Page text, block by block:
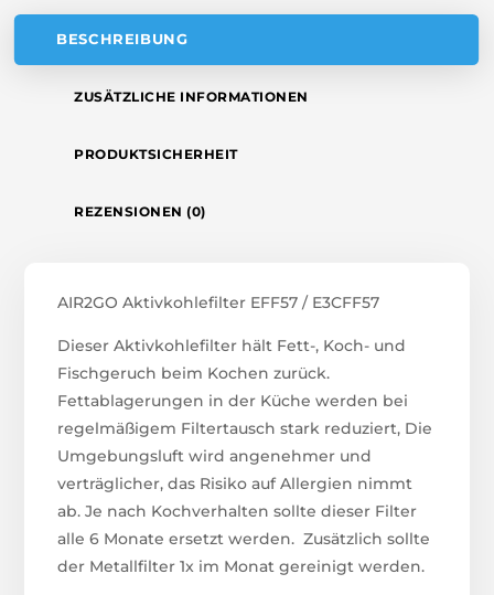
BESCHREIBUNG
ZUSÄTZLICHE INFORMATIONEN
PRODUKTSICHERHEIT
REZENSIONEN (0)
AIR2GO Aktivkohlefilter EFF57 / E3CFF57
Dieser Aktivkohlefilter hält Fett-, Koch- und
Fischgeruch beim Kochen zurück.
Fettablagerungen in der Küche werden bei
regelmäßigem Filtertausch stark reduziert, Die
Umgebungsluft wird angenehmer und
verträglicher, das Risiko auf Allergien nimmt
ab. Je nach Kochverhalten sollte dieser Filter
alle 6 Monate ersetzt werden. Zusätzlich sollte
der Metallfilter 1x im Monat gereinigt werden.